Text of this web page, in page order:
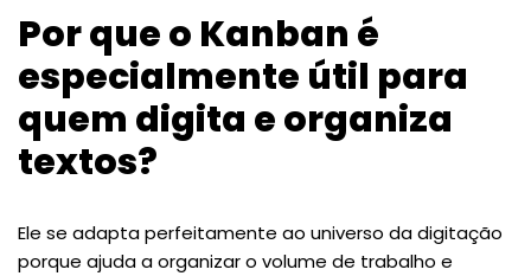
Por que o Kanban é
especialmente útil para
quem digita e organiza
textos?
Ele se adapta perfeitamente ao universo da digitação
porque ajuda a organizar o volume de trabalho e